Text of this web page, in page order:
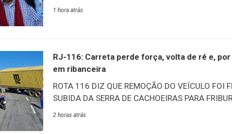
tarde desta quinta-feira, 6/8, aconteceu o
na mesma data, ele esbanja vitalidade e alegria
acontecimentos e vivências de quase um século
Na ocasião, ele recebeu das
1 hora atrás
RJ-116: Carreta perde força, volta de ré e,
em ribanceira
ROTA 116 DIZ QUE REMOÇÃO DO VEÍCULO FOI
SUBIDA DA SERRA DE CACHOEIRAS PARA
Rota 116 concluiu com sucesso, às 11h desta
2 horas atrás